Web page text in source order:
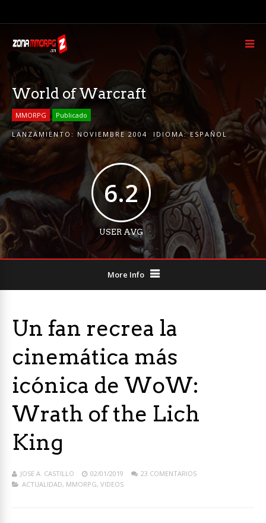
World of Warcraft
MMORPG Publicado
LANZAMIENTO: NOVIEMBRE 2004 IDIOMA:ESPAÑOL
6.2
USER AVG
More Info
Un fan recrea la
cinemática más
icónica de WoW:
Wrath of the Lich
King
JOSE A. CASTILLO 02/01/2019
23 COMENTARIOS
ACTUALIDAD, MMORPG, VIDEOS